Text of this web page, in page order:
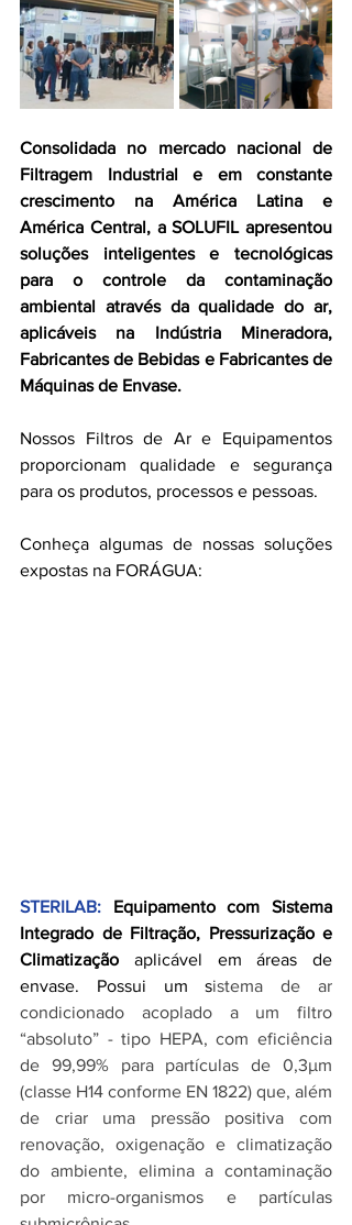
Consolidada no mercado nacional de
Filtragem Industrial e em constante
crescimento na América Latina e
América Central, a SOLUFIL apresentou
soluções inteligentes e tecnológicas
para o controle da contaminação
ambiental através da qualidade do ar,
aplicáveis na Indústria Mineradora,
Fabricantes de Bebidas e Fabricantes de
Máquinas de Envase.
Nossos Filtros de Ar e Equipamentos
proporcionam qualidade e segurança
para os produtos, processos e pessoas.
Conheça algumas de nossas soluções
expostas na FORÁGUA:
STERILAB: Equipamento com Sistema
Integrado de Filtração, Pressurização e
Climatização aplicável em áreas de
envase. Possui um sistema de ar
condicionado acoplado a um filtro
“absoluto” - tipo HEPA, com eficiência
de 99,99% para partículas de 0,3µm
(classe H14 conforme EN 1822) que, além
de criar uma pressão positiva com
renovação, oxigenação e climatização
do ambiente, elimina a contaminação
por micro-organismos e partículas